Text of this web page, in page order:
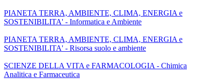
PIANETA TERRA, AMBIENTE, CLIMA, ENERGIA e
SOSTENIBILITA' - Informatica e Ambiente
PIANETA TERRA, AMBIENTE, CLIMA, ENERGIA e
SOSTENIBILITA' - Risorsa suolo e ambiente
SCIENZE DELLA VITA e FARMACOLOGIA - Chimica
Analitica e Farmaceutica